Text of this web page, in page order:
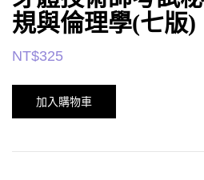
規與倫理學(七版)
NT$325
加入購物車